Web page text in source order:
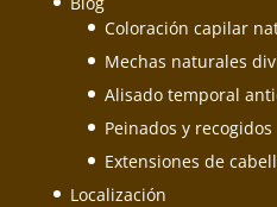
Coloración capilar
Mechas naturales
Alisado temporal
Peinados y recogidos
Extensiones de
Localización